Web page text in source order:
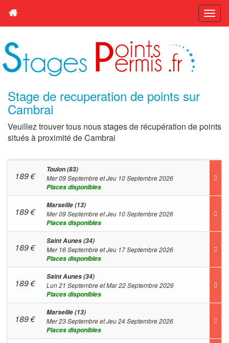
Stage de recuperation de points sur
Cambrai
Veuillez trouver tous nous stages de récupération de points
situés à proximité de Cambrai
189€
Toulon (83)
Mer 09 Septembre et Jeu 10 Septembre 2026
Places disponibles
189€
Marseille (13)
Mer 09 Septembre et Jeu 10 Septembre 2026
Places disponibles
189€
Saint Aunes (34)
Mer 16 Septembre et Jeu 17 Septembre 2026
Places disponibles
189€
Saint Aunes (34)
Lun 21 Septembre et Mar 22 Septembre 2026
Places disponibles
189€
Marseille (13)
Mer 23 Septembre et Jeu 24 Septembre 2026
Places disponibles